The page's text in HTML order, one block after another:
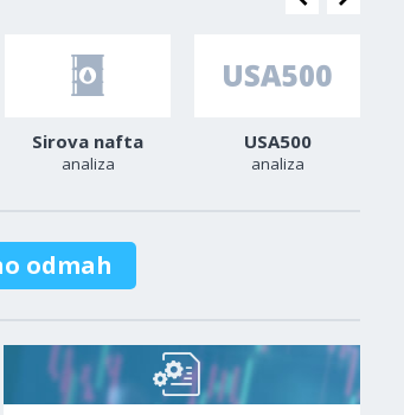
Sirova nafta
analiza
USA500
analiza
odmah